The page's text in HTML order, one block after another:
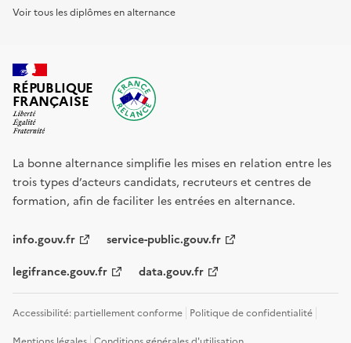
Voir tous les diplômes en alternance
RÉPUBLIQUE
FRANÇAISE
La bonne alternance simplifie les mises en relation entre les
trois types d’acteurs candidats, recruteurs et centres de
formation, afin de faciliter les entrées en alternance.
info.gouv.fr service-public.gouv.fr
legifrance.gouv.fr data.gouv.fr
Accessibilité: partiellement conforme Politique de confidentialité